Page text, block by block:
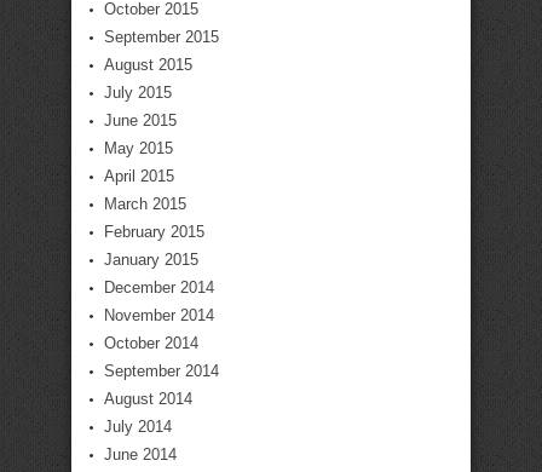
October 2015
September 2015
August 2015
July 2015
June 2015
May 2015
April 2015
March 2015
February 2015
January 2015
December 2014
November 2014
October 2014
September 2014
August 2014
July 2014
June 2014